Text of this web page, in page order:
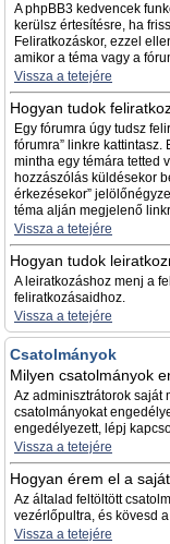
A phpBB3 kedvencek
kerülsz értesítésre, ha
Feliratkozáskor, ezzel
amikor a téma vagy a
Vissza a tetejére
Hogyan tudok
Egy fórumra úgy tudsz
fórumra” linkre
mintha egy témára tetted
hozzászólás küldésekor
érkezésekor”
téma alján megjelenő
Vissza a tetejére
Hogyan tudok
A leiratkozáshoz menj a
feliratkozásaidhoz.
Vissza a tetejére
Csatolmányok
Milyen csatolmányok
Az adminisztrátorok saját
csatolmányokat
engedélyezett, lépj
Vissza a tetejére
Hogyan érem el a
Az általad feltöltött
vezérlőpultra, és kövesd
Vissza a tetejére